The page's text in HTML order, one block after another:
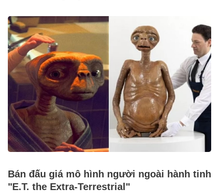
Bán đấu giá mô hình người ngoài hành tinh
"E.T. the Extra-Terrestrial"